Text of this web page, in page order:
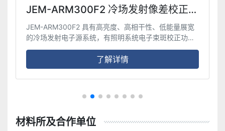
JEM-ARM300F2 冷场发射像差校正透
射电子显微镜
JEM-ARM300F2 具有高亮度、高相干性、低能量展宽
的冷场发射电子源系统，有照明系统电子束斑校正功
能， 可实现亚埃尺度的扫描透射高分辨明场、暗场、高
角环形暗场成像功能。同时配合高分辨率的X 射线能谱
仪及电子能量损失谱仪，实现研究材料中轻、重元素原
子亚埃尺度分辨率下同时成像及元索分布分析， 实现材
子枪的低能量分散的特点，可实现低电压或低电子剂量
三维重构样品杆，可实现纳米材料的三维原子成像；配
了解详情
材料所及合作单位